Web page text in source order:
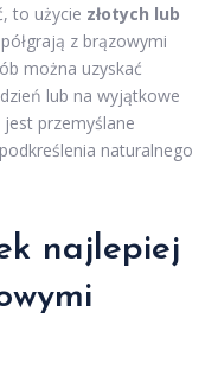
to użycie złotych lub
z brązowymi
można uzyskać
lub na wyjątkowe
przemyślane
naturalnego
najlepiej